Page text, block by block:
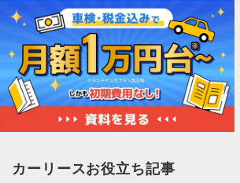
カーリースお役立ち記事